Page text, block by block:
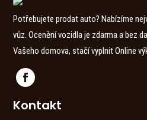
Potřebujete prodat auto? Nabízíme
vůz. Ocenění vozidla je zdarma a bez
Vašeho domova, stačí vyplnit Online
Kontakt